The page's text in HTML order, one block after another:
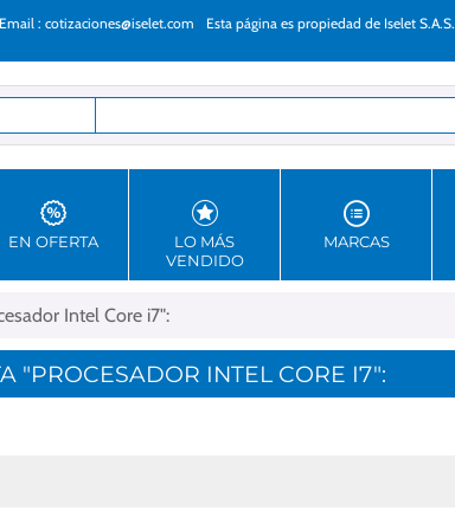
Email : cotizaciones@iselet.com Esta página es propiedad de Iselet S.A.S.
EN OFERTA
LO MÁS
VENDIDO
MARCAS
Intel Core i7":
"PROCESADOR INTEL CORE I7":